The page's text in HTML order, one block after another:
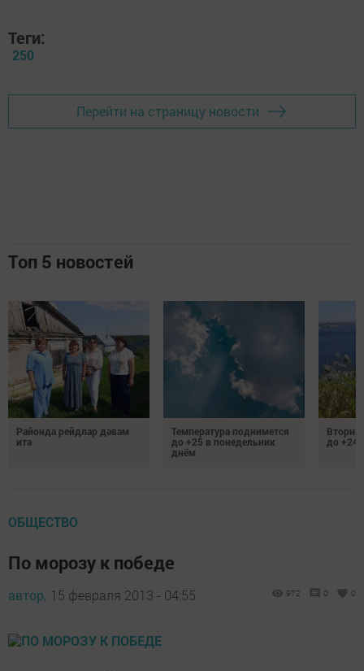
Теги:
250
Перейти на страницу новости
Топ 5 новостей
Районда рейдлар дәвам
итә
Температура поднимется
до +25 в понедельник
днём
до +24
ОБЩЕСТВО
По морозу к победе
автор, 15 февраля 2013 - 04:55 972 0 0